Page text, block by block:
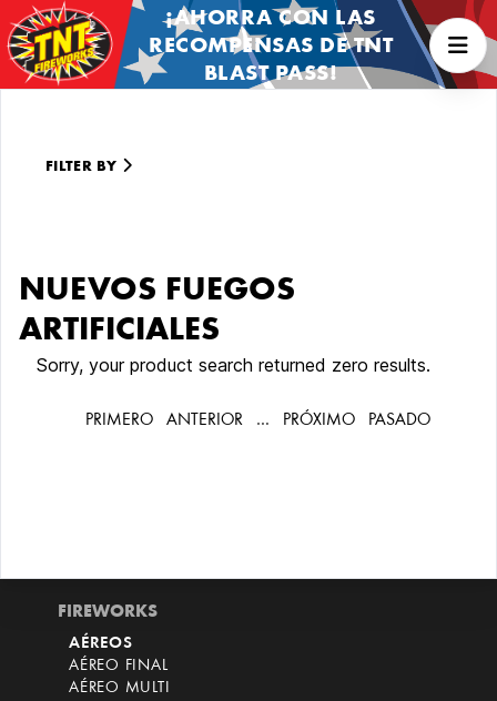
¡AHORRA CON LAS
RECOMPENSAS DE TNT
BLAST PASS!
FILTER BY
NUEVOS FUEGOS
ARTIFICIALES
Sorry, your product search returned zero results.
PRIMERO ANTERIOR … PRÓXIMO PASADO
FIREWORKS
AÉREOS
AÉREO FINAL
AÉREO MULTI